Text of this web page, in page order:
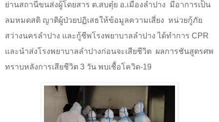
ย่านสถานีขนส่งผู้โดยสาร ต.สบตุ๋ย อ.เมืองลำปาง มีอาการเป็น
ลมหมดสติ ญาติผู้ป่วยปฏิเสธให้ข้อมูลความเสี่ยง หน่วยกู้ภัย
สว่างนครลำปาง และกู้ชีพโรงพยาบาลลำปาง ได้ทำการ CPR
และนำส่งโรงพยาบาลลำปางก่อนจะเสียชีวิต ผลการชันสูตรศพ
ทราบหลังการเสียชีวิต 3 วัน พบเชื้อโควิด-19